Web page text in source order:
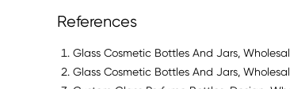
References
Glass Cosmetic Bottles And Jars,
Glass Cosmetic Bottles And Jars,